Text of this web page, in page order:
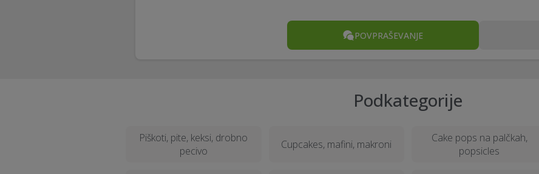
POVPRAŠEVANJE
Podkategorije
Piškoti, pite, keksi, drobno
pecivo
Cupcakes, mafini, makroni
Cake pops na palčkah,
popsicles